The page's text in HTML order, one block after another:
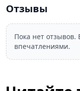
Отзывы
Пока нет отзывов.
впечатлениями.